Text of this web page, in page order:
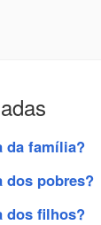
da família?
dos pobres?
dos filhos?